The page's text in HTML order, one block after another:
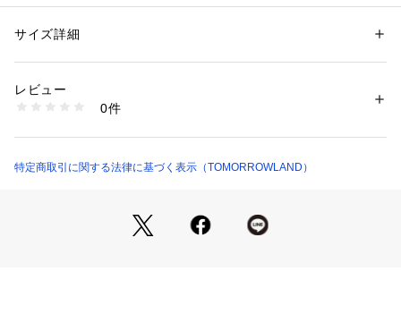
ニンかつクリーンな雰囲気の一着。
シャツやカットソー、ワンピースなどとのレイヤードはもちろ
ん、ノースリーブのトップス感覚で着こなすのもおすすめ。
同素材のショートパンツ（商品番号：14-04-42-04551）との
※商品の色味は、商品単体または素材アップ画像をご確認くだ
性別：レディース
素材：レーヨン37％　ポリエステル29％　ナイロン19％　コットン15％
生産国：日本
洗濯：洗濯不可、漂白不可、タンブル乾燥不可、アイロン仕上げ可、ドラ
※詳しい洗濯方法については、商品の品質表示タグをご覧ください
14074207551 （ショップ）
サイズ詳細
レビュー
0件
特定商取引に関する法律に基づく表示（TOMORROWLAND）